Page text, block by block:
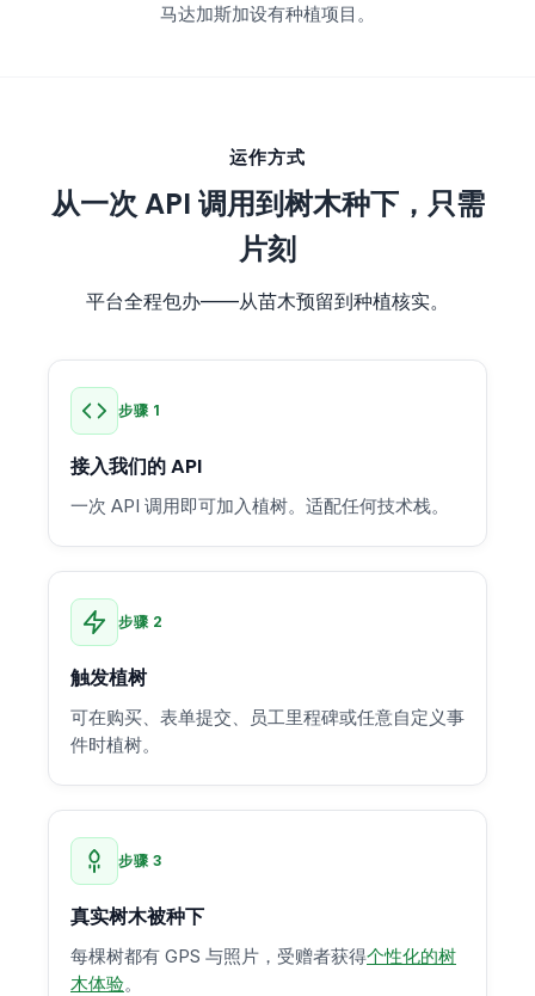
马达加斯加设有种植项目。
运作方式
从一次 API 调用到树木种下，只需
片刻
平台全程包办——从苗木预留到种植核实。
步骤 1
接入我们的 API
一次 API 调用即可加入植树。适配任何技术栈。
步骤 2
触发植树
可在购买、表单提交、员工里程碑或任意自定义事
件时植树。
步骤 3
真实树木被种下
每棵树都有 GPS 与照片，受赠者获得个性化的树
木体验。